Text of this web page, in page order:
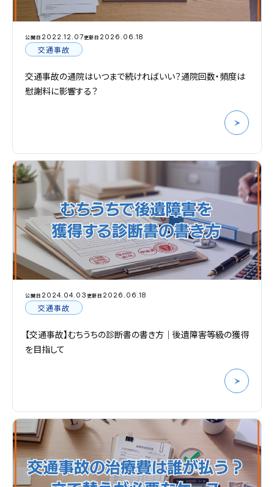
公開日 2022.12.07更新日 2026.06.18
交通事故
交通事故の通院はいつまで続ければいい？通院回数・頻度は
慰謝料に影響する？
公開日 2024.04.03 更新日 2026.06.18
交通事故
【交通事故】むちうちの診断書の書き方｜後遺障害等級の獲得
を目指して